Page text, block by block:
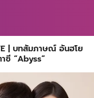
for:
| บทสัมภาษณ์ อันฮโย
ซี “Abyss”